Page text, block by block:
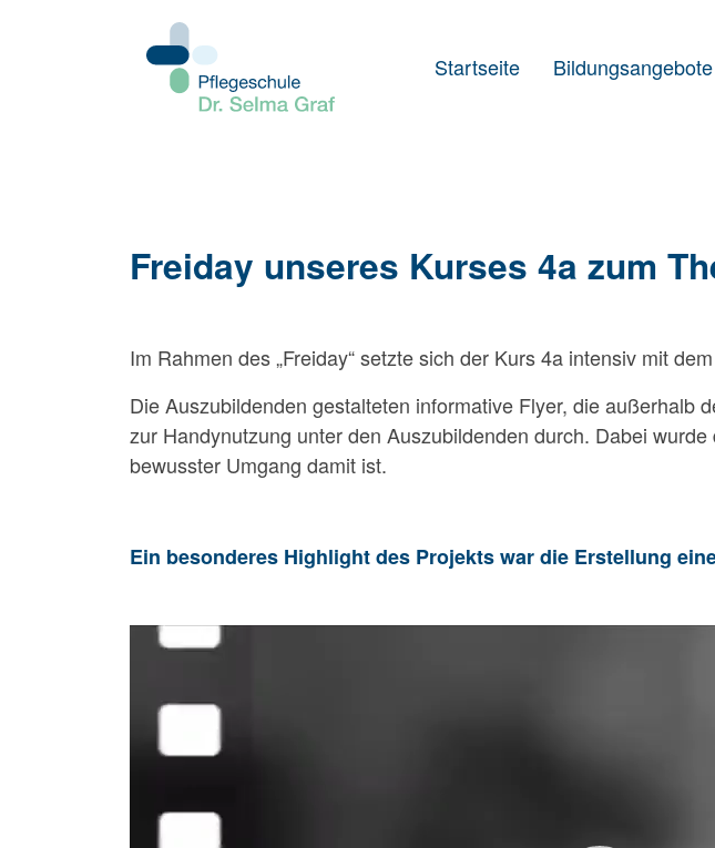
Startseite Bildungsangebote
Freiday unseres Kurses 4a zum
Im Rahmen des „Freiday“ setzte sich der Kurs 4a intensiv mit
Die Auszubildenden gestalteten informative Flyer, die
zur Handynutzung unter den Auszubildenden durch. Dabei
bewusster Umgang damit ist.
Ein besonderes Highlight des Projekts war die Erstellung
Video-